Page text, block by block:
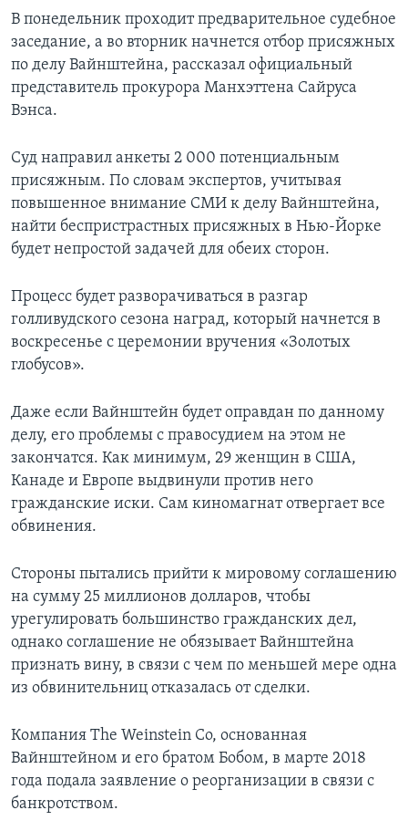
В понедельник проходит предварительное судебное
заседание, а во вторник начнется отбор присяжных
по делу Вайнштейна, рассказал официальный
представитель прокурора Манхэттена Сайруса
Вэнса.
Суд направил анкеты 2 000 потенциальным
присяжным. По словам экспертов, учитывая
повышенное внимание СМИ к делу Вайнштейна,
найти беспристрастных присяжных в Нью-Йорке
будет непростой задачей для обеих сторон.
Процесс будет разворачиваться в разгар
голливудского сезона наград, который начнется в
воскресенье с церемонии вручения «Золотых
глобусов».
Даже если Вайнштейн будет оправдан по данному
делу, его проблемы с правосудием на этом не
закончатся. Как минимум, 29 женщин в США,
Канаде и Европе выдвинули против него
гражданские иски. Сам киномагнат отвергает все
обвинения.
Стороны пытались прийти к мировому соглашению
на сумму 25 миллионов долларов, чтобы
урегулировать большинство гражданских дел,
однако соглашение не обязывает Вайнштейна
признать вину, в связи с чем по меньшей мере одна
из обвинительниц отказалась от сделки.
Компания The Weinstein Co, основанная
Вайнштейном и его братом Бобом, в марте 2018
года подала заявление о реорганизации в связи с
банкротством.